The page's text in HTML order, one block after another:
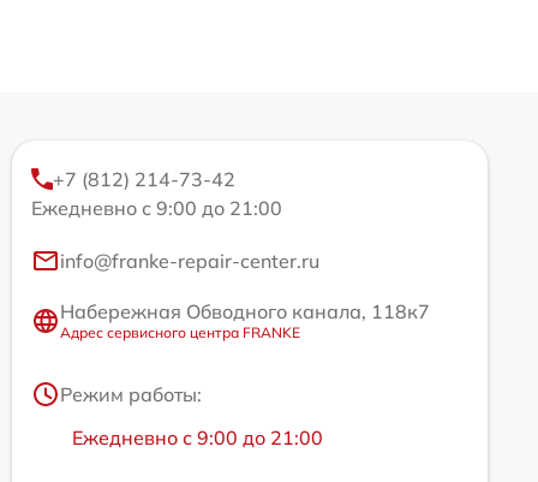
+7 (812) 214-73-42
Ежедневно с 9:00 до 21:00
info@franke-repair-center.ru
Набережная Обводного канала, 118к7
Адрес сервисного центра FRANKE
Режим работы:
Ежедневно с 9:00 до 21:00